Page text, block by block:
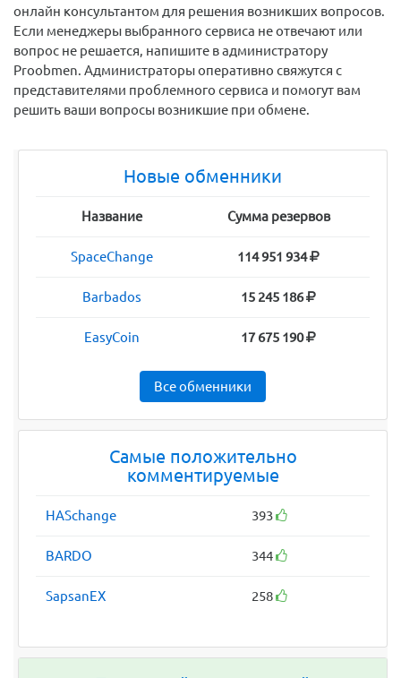
онлайн консультантом для решения возникших вопросов.
Если менеджеры выбранного сервиса не отвечают или
вопрос не решается, напишите в администратору
Proobmen. Администраторы оперативно свяжутся с
представителями проблемного сервиса и помогут вам
решить ваши вопросы возникшие при обмене.
Новые обменники
Название Сумма резервов
SpaceChange 114 951 934
Barbados 15 245 186
EasyCoin 17 675 190
Все обменники
Самые положительно
комментируемые
HASchange 393
BARDO 344
SapsanEX 258